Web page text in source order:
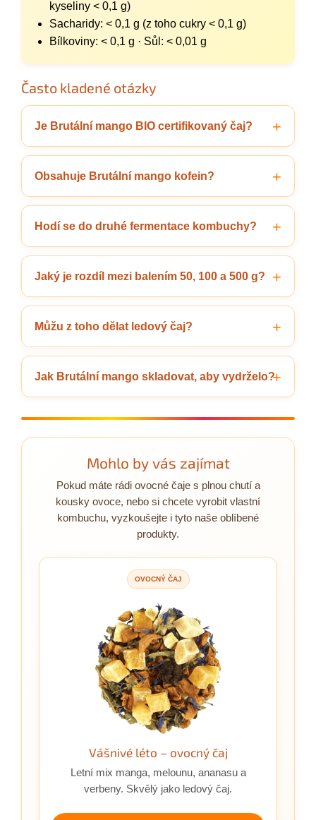
kyseliny < 0,1 g)
Sacharidy: < 0,1 g (z toho cukry < 0,1 g)
Bílkoviny: < 0,1 g · Sůl: < 0,01 g
Často kladené otázky
Je Brutální mango BIO certifikovaný čaj?
Obsahuje Brutální mango kofein?
Hodí se do druhé fermentace kombuchy?
Jaký je rozdíl mezi balením 50, 100 a 500 g?
Můžu z toho dělat ledový čaj?
Jak Brutální mango skladovat, aby vydrželo?
Mohlo by vás zajímat
Pokud máte rádi ovocné čaje s plnou chutí a
kousky ovoce, nebo si chcete vyrobit vlastní
kombuchu, vyzkoušejte i tyto naše oblíbené
produkty.
OVOCNÝ ČAJ
Vášnivé léto – ovocný čaj
Letní mix manga, melounu, ananasu a
verbeny. Skvělý jako ledový čaj.